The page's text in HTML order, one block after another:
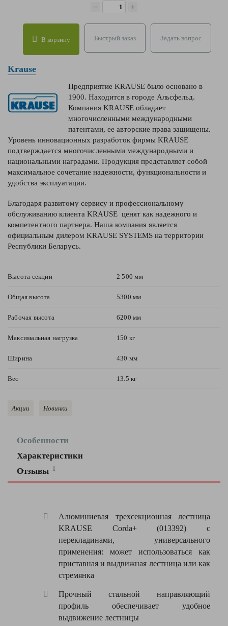
− +
В корзину Быстрый заказ Задать вопрос
Krause
Предприятие KRAUSE было основано в
1900. Находится в городе Альсфельд.
Компания KRAUSE обладает
многочисленными международными
патентами, ее авторские права защищены.
Уровень инновационных разработок фирмы KRAUSE
подтверждается многочисленными международными и
национальными наградами. Продукция представляет собой
максимальное сочетание надежности, функциональности и
удобства эксплуатации.
Благодаря развитому сервису и профессиональному
обслуживанию клиента KRAUSE ценят как надежного и
компетентного партнера. Наша компания является
официальным дилером KRAUSE SYSTEMS на территории
Республики Беларусь.
Высота секции 2 500 мм
Общая высота 5300 мм
Рабочая высота 6200 мм
Максимальная нагрузка 150 кг
Ширина 430 мм
Вес 13.5 кг
Акции Новинки
Особенности
Характеристики
Отзывы 1
Алюминиевая трехсекционная лестница
KRAUSE Corda+ (013392) с
перекладинами, универсального
применения: может использоваться как
приставная и выдвижная лестница или как
стремянка
Прочный стальной направляющий
профиль обеспечивает удобное
выдвижение лестницы
5300
мм
6200
мм
150
430
Доволен
качеством
изготовления
Для моих задач
меня очень
важно)
оптимальны,
выбором.
Рекомендую!